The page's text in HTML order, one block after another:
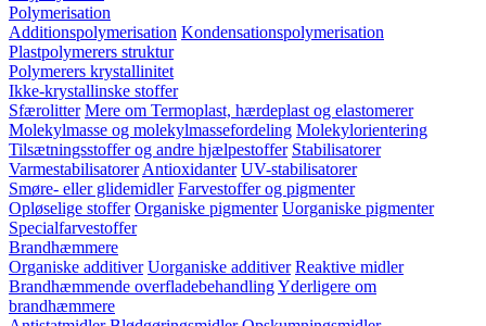
Polymerisation
Additionspolymerisation Kondensationspolymerisation
Plastpolymerers struktur
Polymerers krystallinitet
Ikke-krystallinske stoffer
Sfærolitter Mere om Termoplast, hærdeplast og elastomerer
Molekylmasse og molekylmassefordeling Molekylorientering
Tilsætningsstoffer og andre hjælpestoffer Stabilisatorer
Varmestabilisatorer Antioxidanter UV-stabilisatorer
Smøre- eller glidemidler Farvestoffer og pigmenter
Opløselige stoffer Organiske pigmenter Uorganiske pigmenter
Specialfarvestoffer
Brandhæmmere
Organiske additiver Uorganiske additiver Reaktive midler
Brandhæmmende overfladebehandlingYderligere om
brandhæmmere